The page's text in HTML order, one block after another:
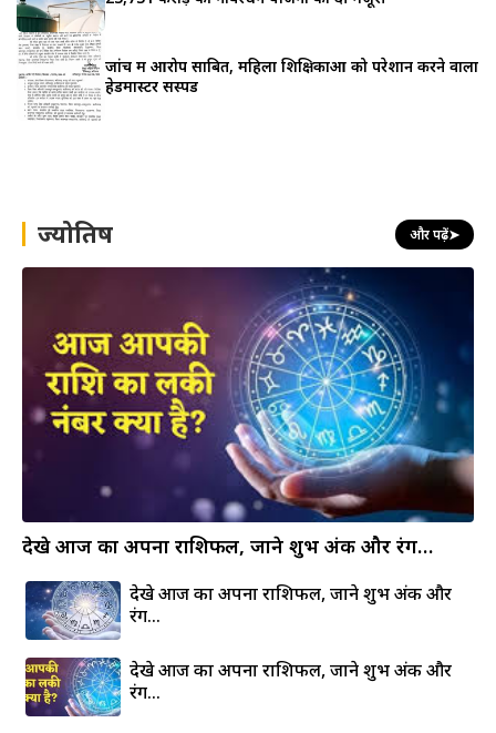
जांच में आरोप साबित, महिला शिक्षिकाओं को परेशान करने वाला
हेडमास्टर सस्पेंड
ज्योतिष और पढ़ें➤
देखे आज का अपना राशिफल, जाने शुभ अंक और रंग…
देखे आज का अपना राशिफल, जाने शुभ अंक और
रंग…
देखे आज का अपना राशिफल, जाने शुभ अंक और
रंग…